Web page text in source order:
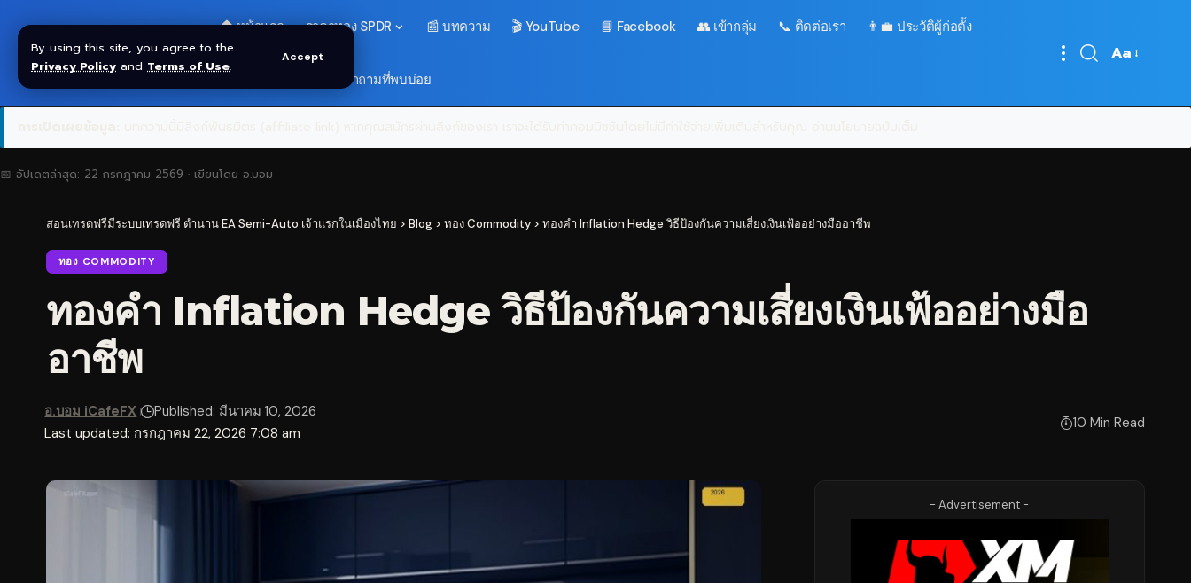
By using this site, you agree to the
Privacy Policy and Terms of Use.
Accept
🏠 หน้าแรก ราคาทอง SPDR 📰 บทความ 🎬 YouTube 📘 Facebook 👥 เข้ากลุ่ม 📞 ติดต่อเรา 👨‍💼 ประวัติผู้ก่อตั้ง
❓ คำถามที่พบบ่อย
Font
Aa
📅 อัปเดตล่าสุด: 22 กรกฎาคม 2569 · เขียนโดย อ.บอม
สอนเทรดฟรีมีระบบเทรดฟรี ตำนาน EA Semi-Auto เจ้าแรกในเมืองไทย > Blog > ทอง Commodity > ทองคำ Inflation Hedge วิธีป้องกันความเสี่ยงเงินเฟ้ออย่างมืออาชีพ
ทอง COMMODITY
ทองคำ Inflation Hedge วิธีป้องกันความเสี่ยงเงินเฟ้ออย่างมือ
อาชีพ
Last updated: กรกฎาคม 22, 2026 7:08 am
อ.บอม iCafeFX Published: มีนาคม 10, 2026
10 Min Read
- Advertisement -